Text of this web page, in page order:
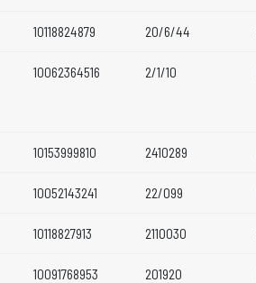
10118824879 20/6/44
10062364516 2/1/10
10153999810 2410289
10052143241 22/099
10118827913 2110030
10091768953 201920